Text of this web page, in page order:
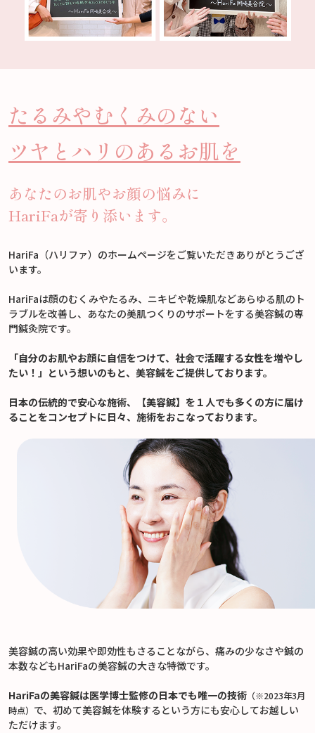
たるみやむくみのない
ツヤとハリのあるお肌を
あなたのお肌やお顔の悩みに
HariFaが寄り添います。
HariFa（ハリファ）のホームページをご覧いただきありがとうござ
います。
HariFaは顔のむくみやたるみ、ニキビや乾燥肌などあらゆる肌のト
ラブルを改善し、あなたの美肌つくりのサポートをする美容鍼の専
門鍼灸院です。
「自分のお肌やお顔に自信をつけて、社会で活躍する女性を増やし
たい！」という想いのもと、美容鍼をご提供しております。
日本の伝統的で安心な施術、【美容鍼】を１人でも多くの方に届け
ることをコンセプトに日々、施術をおこなっております。
美容鍼の高い効果や即効性もさることながら、痛みの少なさや鍼の
本数などもHariFaの美容鍼の大きな特徴です。
HariFaの美容鍼は医学博士監修の日本でも唯一の技術 （※2023年3月
時点） で、初めて美容鍼を体験するという方にも安心してお越しい
ただけます。